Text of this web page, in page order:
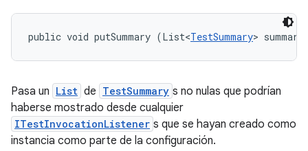
public void putSummary (List<TestSummary>
Pasa un List de TestSummary s no nulas que podrían
haberse mostrado desde cualquier
ITestInvocationListener s que se hayan creado como
instancia como parte de la configuración.